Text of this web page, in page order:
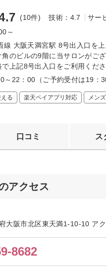
(10件) 技術：4.7 サー
～
線 大阪天満宮駅 8号出入口を
角のビルの9階に当サロンがご
上記8号出入口をご利用くださ
～22：00（ご予約受付は19：
る 楽天ペイアプリ対応 メン
口コミ ス
アクセス
大阪市北区東天満1-10-10 ア
8682